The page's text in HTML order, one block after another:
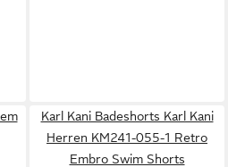
Karl Kani Badeshorts Karl Kani
Herren KM241-055-1 Retro
Embro Swim Shorts